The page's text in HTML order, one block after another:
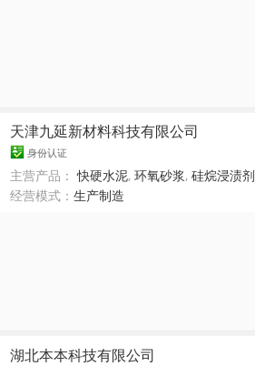
天津九延新材料科技有限公司
身份认证
主营产品：快硬水泥,环氧砂浆,硅烷浸渍剂
经营模式：生产制造
湖北本本科技有限公司